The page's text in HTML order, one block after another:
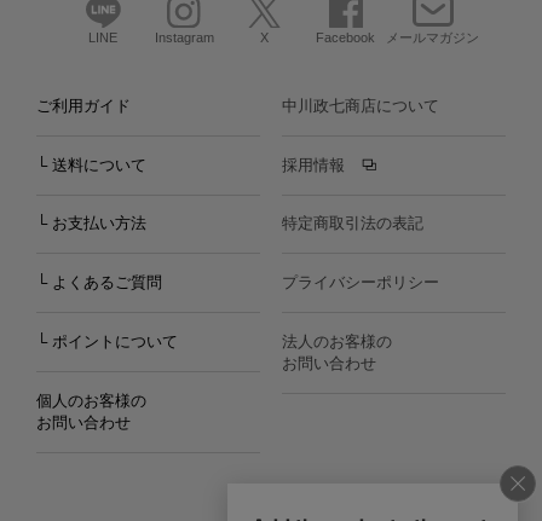
LINE Instagram X Facebook メールマガジン
ご利用ガイド
└ 送料について
└ お支払い方法
└ よくあるご質問
└ ポイントについて
個人のお客様の
お問い合わせ
中川政七商店について
採用情報
特定商取引法の表記
プライバシーポリシー
法人のお客様の
お問い合わせ